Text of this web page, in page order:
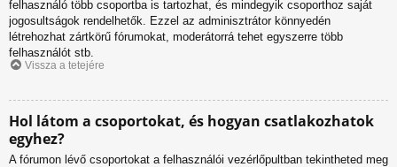
felhasználó több csoportba is tartozhat, és mindegyik csoporthoz saját
jogosultságok rendelhetők. Ezzel az adminisztrátor könnyedén
létrehozhat zártkörű fórumokat, moderátorrá tehet egyszerre több
felhasználót stb.
Vissza a tetejére
Hol látom a csoportokat, és hogyan csatlakozhatok
egyhez?
A fórumon lévő csoportokat a felhasználói vezérlőpultban tekintheted meg